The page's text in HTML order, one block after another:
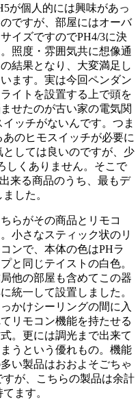
が個人的には興味があっ
ですが、部屋にはオーバ
イズですのでPH4/3に決
照度・雰囲気共に想像通
の結果となり、大変満足し
ます。実は今回ペンダン
ライトを設置する上で頭を
せたのが古い家の電気関
ッチがないんです。つま
のヒモスイッチが必要に
しては良いのですが、少
しくありません。そこで
来る商品のうち、最もデ
した。
らがその商品とリモコ
小さなスティック状のリ
ンで、本体の色はPHラ
と同じテイストの白色。
他の部屋も含めてこの器
統一して設置しました。
かけシーリングの間に入
リモコン機能を持たせる
。更には調光まで出来て
まうという優れもの。機能
い製品はおおよそごちゃ
が、こちらの製品は余計
ます。